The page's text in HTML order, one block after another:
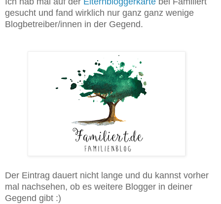
gesucht und fand wirklich nur ganz ganz wenige
Blogbetreiber/innen in der Gegend.
Der Eintrag dauert nicht lange und du kannst vorher
mal nachsehen, ob es weitere Blogger in deiner
Gegend gibt :)